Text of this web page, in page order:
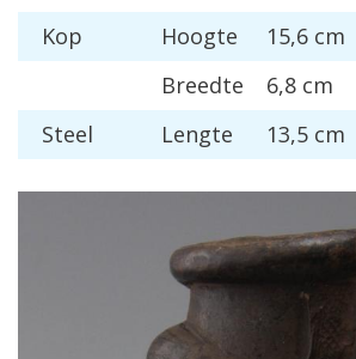
Kop
Hoogte
15,6 cm
Breedte
6,8 cm
Steel
Lengte 13,5 cm